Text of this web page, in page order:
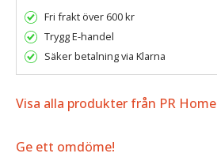
Fri frakt över 600 kr
Trygg E-handel
Säker betalning via Klarna
Visa alla produkter från PR Home
Ge ett omdöme!